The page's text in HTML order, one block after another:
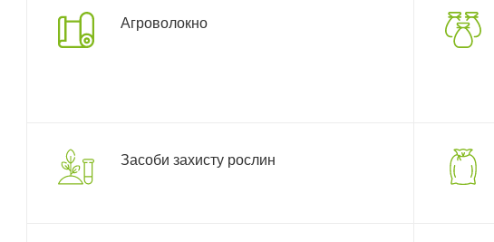
Агроволокно
Засоби захисту рослин